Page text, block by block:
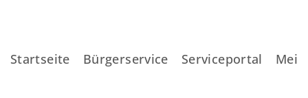
Startseite Bürgerservice Serviceportal